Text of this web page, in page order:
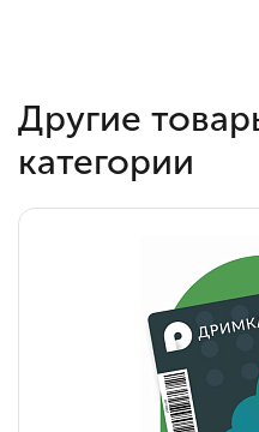
Другие
категории